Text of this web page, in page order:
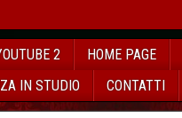
2 HOME PAGE
IN STUDIO
CONTATTI